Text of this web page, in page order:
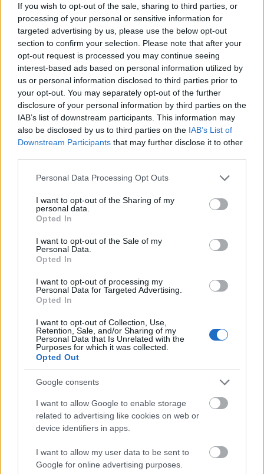
If you wish to opt-out of the sale, sharing to third parties, or
processing of your personal or sensitive information for
targeted advertising by us, please use the below opt-out
section to confirm your selection. Please note that after your
opt-out request is processed you may continue seeing
interest-based ads based on personal information utilized by
us or personal information disclosed to third parties prior to
your opt-out. You may separately opt-out of the further
disclosure of your personal information by third parties on the
IAB’s list of downstream participants. This information may
also be disclosed by us to third parties on the IAB’s List of
Downstream Participants that may further disclose it to other
Please note that this website/app uses one or more Google
not limited to your visit or usage behaviour. You may click to
grant or deny consent to Google and its third-party tags to
use your data for below specified purposes in below Google
consent section.
Personal Data Processing Opt Outs
I want to opt-out of the Sharing of my
personal data.
Opted In
I want to opt-out of the Sale of my
Personal Data.
Opted In
I want to opt-out of processing my
Personal Data for Targeted Advertising.
Opted In
I want to opt-out of Collection, Use,
Retention, Sale, and/or Sharing of my
Personal Data that Is Unrelated with the
Purposes for which it was collected.
Opted Out
Google consents
I want to allow Google to enable storage
related to advertising like cookies on web or
device identifiers in apps.
I want to allow my user data to be sent to
Google for online advertising purposes.
Kommentek
tartalomnak minősülnek, értük aszolgáltatás technikai
semmilyen felelősséget nem vállal, azokat nem ellenőrzi. Kifogás esetén
forduljon a blog szerkesztőjéhez. Részletek aFelhasználási feltételekben
adatvédelmi tájékoztatóban.
Ajánlott bejegyzések